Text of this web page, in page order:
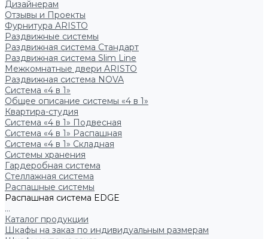
Дизайнерам
Отзывы и Проекты
Фурнитура ARISTO
Раздвижные системы
Раздвижная система Стандарт
Раздвижная система Slim Line
Межкомнатные двери ARISTO
Раздвижная система NOVA
Система «4 в 1»
Общее описание системы «4 в 1»
Квартира-студия
Система «4 в 1» Подвесная
Система «4 в 1» Распашная
Система «4 в 1» Складная
Системы хранения
Гардеробная система
Стеллажная система
Распашные системы
Распашная система EDGE
...
Каталог продукции
Шкафы на заказ по индивидуальным размерам